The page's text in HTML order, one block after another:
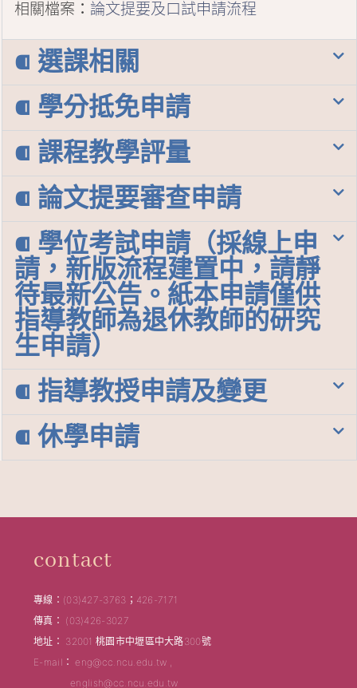
相關檔案： 論文提要及口試申請流程
⁌ 選課相關
⁌ 學分抵免申請
⁌ 課程教學評量
⁌ 論文提要審查申請
⁌ 學位考試申請（採線上申
請，新版流程建置中，請靜
待最新公告。紙本申請僅供
指導教師為退休教師的研究
生申請）
⁌ 指導教授申請及變更
⁌ 休學申請
contact
專線：(03)427-3763；426-7171
傳真： (03)426-3027
地址： 32001 桃園市中壢區中大路300號
E-mail： eng@cc.ncu.edu.tw ,
english@cc.ncu.edu.tw